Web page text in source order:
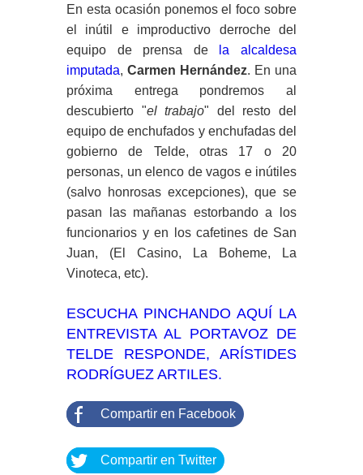
En esta ocasión ponemos el foco sobre
el inútil e improductivo derroche del
equipo de prensa de
la alcaldesa
imputada, Carmen Hernández. En una
próxima entrega pondremos al
descubierto "el trabajo" del resto del
equipo de enchufados y enchufadas del
gobierno de Telde, otras 17 o 20
personas, un elenco de vagos e inútiles
(salvo honrosas excepciones), que se
pasan las mañanas estorbando a los
funcionarios y en los cafetines de San
Juan, (El Casino, La Boheme, La
Vinoteca, etc).
ESCUCHA PINCHANDO AQUÍ LA
ENTREVISTA AL PORTAVOZ DE
TELDE RESPONDE, ARÍSTIDES
RODRÍGUEZ ARTILES.
Compartir en Facebook
Compartir en Twitter